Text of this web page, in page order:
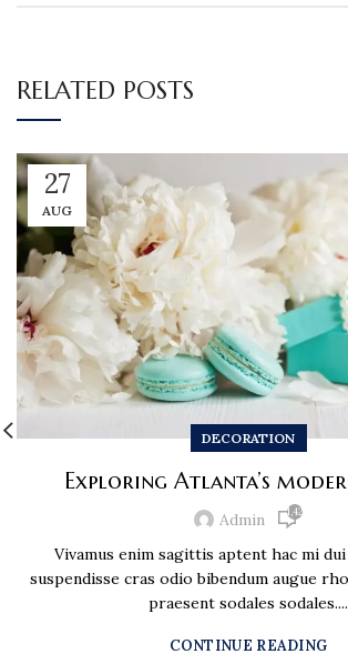
RELATED POSTS
27
AUG
DECORATION
Exploring Atlanta’s
Admin 1,423
Vivamus enim sagittis aptent hac mi
suspendisse cras odio bibendum augue
praesent sodales sodales....
CONTINUE READING